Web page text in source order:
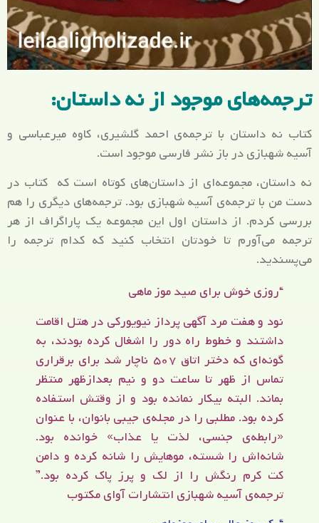
ترجمه‌های موجود از نه داستان:
کتاب نه داستان با ترجمه‌ی احمد گلشیری، کاوه میرعباسی و
آسیه شهبازی در باز نشر فارسی موجود است.
نه داستان، مجموعه‌ای از داستان‌های کوتاه است که کتاب در
دست من با ترجمه‌ی آسیه شهبازی بود. ترجمه‌های دیگری را هم
بررسی کردم. از داستان اول این مجموعه یک پاراگراف از هر
ترجمه می‌آورم تا خودتان انتخاب کنید که کدام ترجمه را
می‌پسندید.
“روزی خوش برای صید موز ماهی
نود و هفت مرد آگهی پرداز نیویورکی در هتل اقامت
داشتند و خطوط راه دور را اشغال کرده بودند، به
گونه‌ای که دختر اتاق ۵۰۷ ناچار شد برای برقراری
تماس از ظهر تا ساعت دو و نیم بعدازظهر منتظر
بماند. البته بیکار نمانده بود و از وقتش استفاده
کرده بود. مطلبی را در مجله‌ی جیبی بانوان، با عنوان
«رابطه‌ی جنسی، لذت یا عذاب» خوانده بود.
شانه‌اش را شسته، موهایش را شانه کرده و دامن
کت کرم رنگش را از لک و پرز پاک کرده بود.”
ترجمه‌ی آسیه شهبازی انتشارات آوای مکتوب